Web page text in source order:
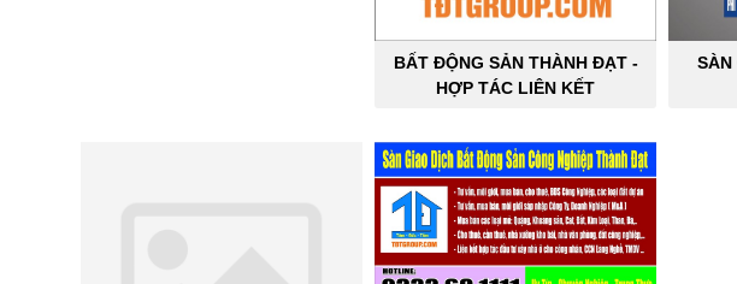
BẤT ĐỘNG SẢN THÀNH ĐẠT -
HỢP TÁC LIÊN KẾT
SÀN